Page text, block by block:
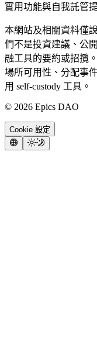
實用功能與自我託管
本網站及相關資料僅
們不是投資建議、公
融工具的要約或招攬
場所可用性、分配事
用 self-custody 工具。
© 2026 Epics DAO
Cookie 設定